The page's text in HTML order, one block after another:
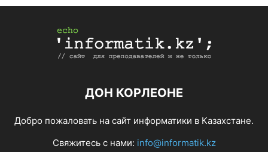
ДОН КОРЛЕОНЕ
Добро пожаловать на сайт информатики в Казахстане.
Свяжитесь с нами: info@informatik.kz